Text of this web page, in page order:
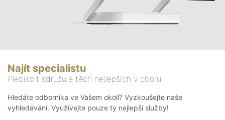
Najít specialistu
Plebiscit sdružuje těch nejlepších v oboru
Hledáte odborníka ve Vašem okolí? Vyzkoušejte naše
vyhledávání. Využívejte pouze ty nejlepší služby!